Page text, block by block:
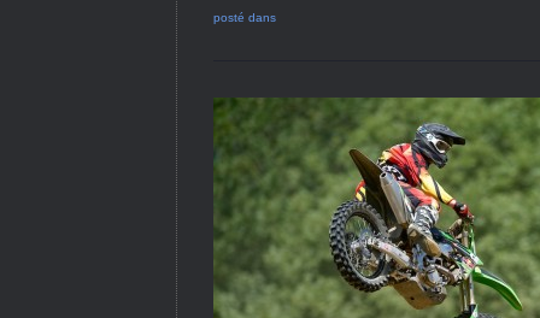
posté dans